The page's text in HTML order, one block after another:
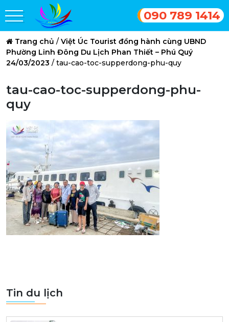
090 789 1414
Trang chủ / Việt Úc Tourist đồng hành cùng UBND
Phường Linh Đông Du Lịch Phan Thiết – Phú Quý
24/03/2023 / tau-cao-toc-supperdong-phu-quy
tau-cao-toc-supperdong-phu-
quy
Tin du lịch